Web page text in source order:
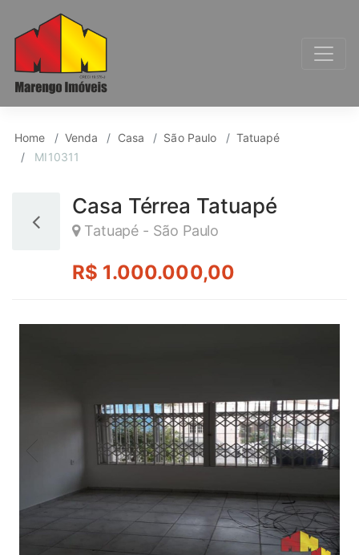
Casa para Venda,
Home Venda Casa São Paulo
Tatuapé
MI10311
Casa Térrea Tatuapé
Tatuapé - São Paulo
R$ 1.000.000,00